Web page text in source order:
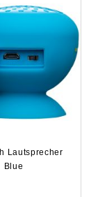
Lautsprecher
Blue